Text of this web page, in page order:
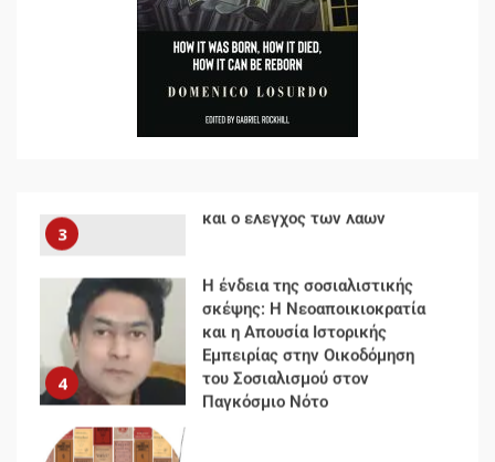
Για την απόφαση του 4ου
Συνεδρίου του Αριστερού
Ρεύματος
3
και ο έλεγχος των λαών
4
Η ένδεια της σοσιαλιστικής
σκέψης: Η Νεοαποικιοκρατία
και η Απουσία Ιστορικής
Εμπειρίας στην Οικοδόμηση
του Σοσιαλισμού στον
Παγκόσμιο Νότο